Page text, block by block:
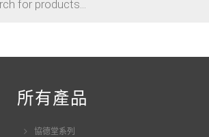
所有產品
協德堂系列